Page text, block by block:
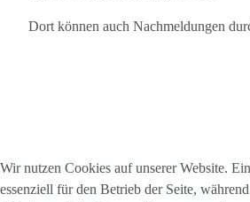
Dort können auch Nachmeldungen
Wir nutzen Cookies auf unserer Website.
essenziell für den Betrieb der Seite,